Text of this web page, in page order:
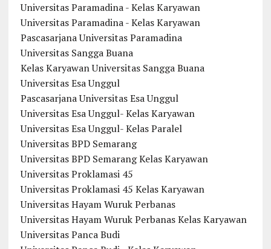
Universitas Paramadina - Kelas Karyawan
Universitas Paramadina - Kelas Karyawan
Pascasarjana Universitas Paramadina
Universitas Sangga Buana
Kelas Karyawan Universitas Sangga Buana
Universitas Esa Unggul
Pascasarjana Universitas Esa Unggul
Universitas Esa Unggul- Kelas Karyawan
Universitas Esa Unggul- Kelas Paralel
Universitas BPD Semarang
Universitas BPD Semarang Kelas Karyawan
Universitas Proklamasi 45
Universitas Proklamasi 45 Kelas Karyawan
Universitas Hayam Wuruk Perbanas
Universitas Hayam Wuruk Perbanas Kelas Karyawan
Universitas Panca Budi